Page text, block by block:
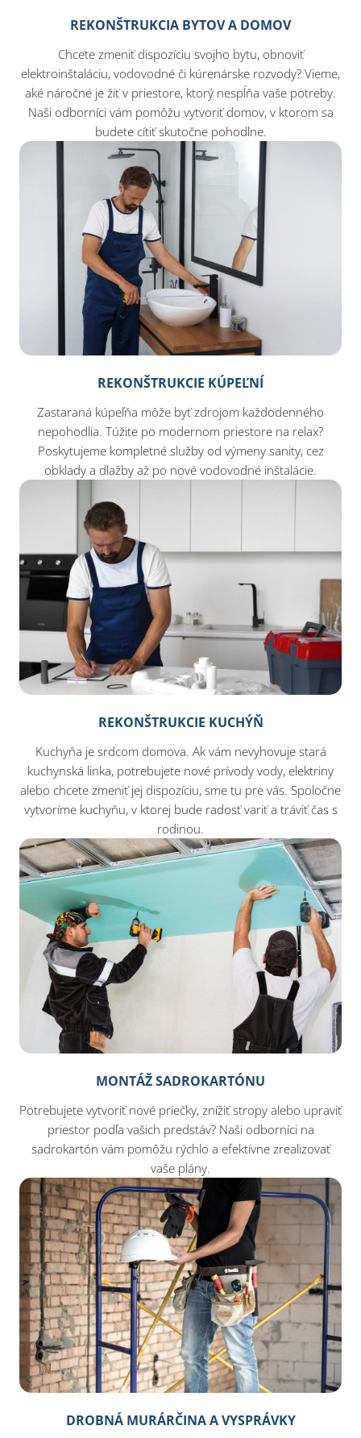
REKONŠTRUKCIA BYTOV A DOMOV
Chcete zmeniť dispozíciu svojho bytu, obnoviť
elektroinštaláciu, vodovodné či kúrenárske rozvody? Vieme,
aké náročné je žiť v priestore, ktorý nespĺňa vaše potreby.
Naši odborníci vám pomôžu vytvoriť domov, v ktorom sa
budete cítiť skutočne pohodlne.
REKONŠTRUKCIE KÚPEĽNÍ
Zastaraná kúpeľňa môže byť zdrojom každodenného
nepohodlia. Túžite po modernom priestore na relax?
Poskytujeme kompletné služby od výmeny sanity, cez
obklady a dlažby až po nové vodovodné inštalácie.
REKONŠTRUKCIE KUCHÝŇ
Kuchyňa je srdcom domova. Ak vám nevyhovuje stará
kuchynská linka, potrebujete nové prívody vody, elektriny
alebo chcete zmeniť jej dispozíciu, sme tu pre vás. Spoločne
vytvoríme kuchyňu, v ktorej bude radosť variť a tráviť čas s
rodinou.
MONTÁŽ SADROKARTÓNU
Potrebujete vytvoriť nové priečky, znížiť stropy alebo upraviť
priestor podľa vašich predstáv? Naši odborníci na
sadrokartón vám pomôžu rýchlo a efektívne zrealizovať
vaše plány.
DROBNÁ MURÁRČINA A VYSPRÁVKY